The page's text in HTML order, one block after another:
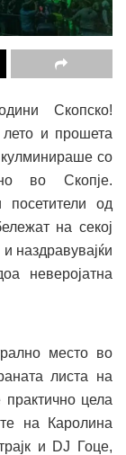
Скопско!
лето и прошета
кулминираше со
во Скопје.
од
на секој
наздравувајќи
неверојатна
место во
листа на
цела
на Каролина
и DJ Гоце,